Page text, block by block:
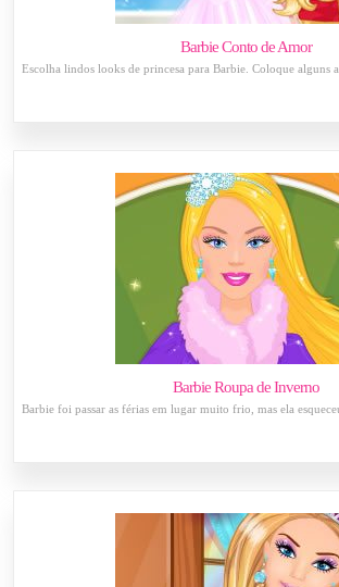
Barbie Conto de Amor
Escolha lindos looks de princesa para Barbie. Coloque alguns
Barbie Roupa de Inverno
Barbie foi passar as férias em lugar muito frio, mas ela